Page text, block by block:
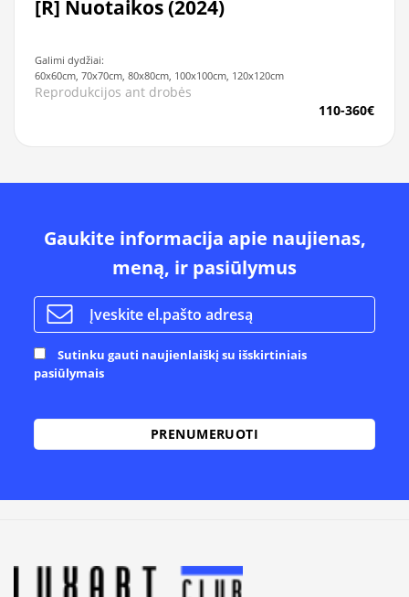
[R] Nuotaikos (2024)
Galimi dydžiai:
60x60cm, 70x70cm, 80x80cm, 100x100cm, 120x120cm
Reprodukcijos ant drobės
110-360€
Gaukite informacija apie naujienas,
meną, ir pasiūlymus
Sutinku gauti naujienlaiškį su išskirtiniais
pasiūlymais